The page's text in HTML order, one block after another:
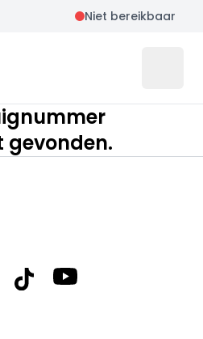
Niet bereikbaar
gevonden.
Tiktok YouTube